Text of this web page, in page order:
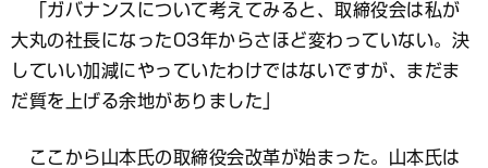
「ガバナンスについて考えてみると、取締役会は私が
大丸の社長になった03年からさほど変わっていない。決
していい加減にやっていたわけではないですが、まだま
だ質を上げる余地がありました」
ここから山本氏の取締役会改革が始まった。山本氏は